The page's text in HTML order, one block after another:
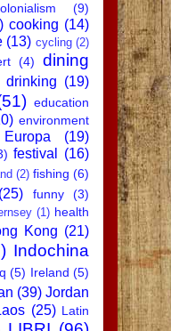
(9)
cooking (14)
(13) cycling (2)
(4)
dining
drinking (19)
education
environment
Europa (19)
festival (16)
(2) fishing (6)
(25) funny (3)
(1) health
Kong (21)
Indochina
(5) Ireland (5)
(39) Jordan
(25) Latin